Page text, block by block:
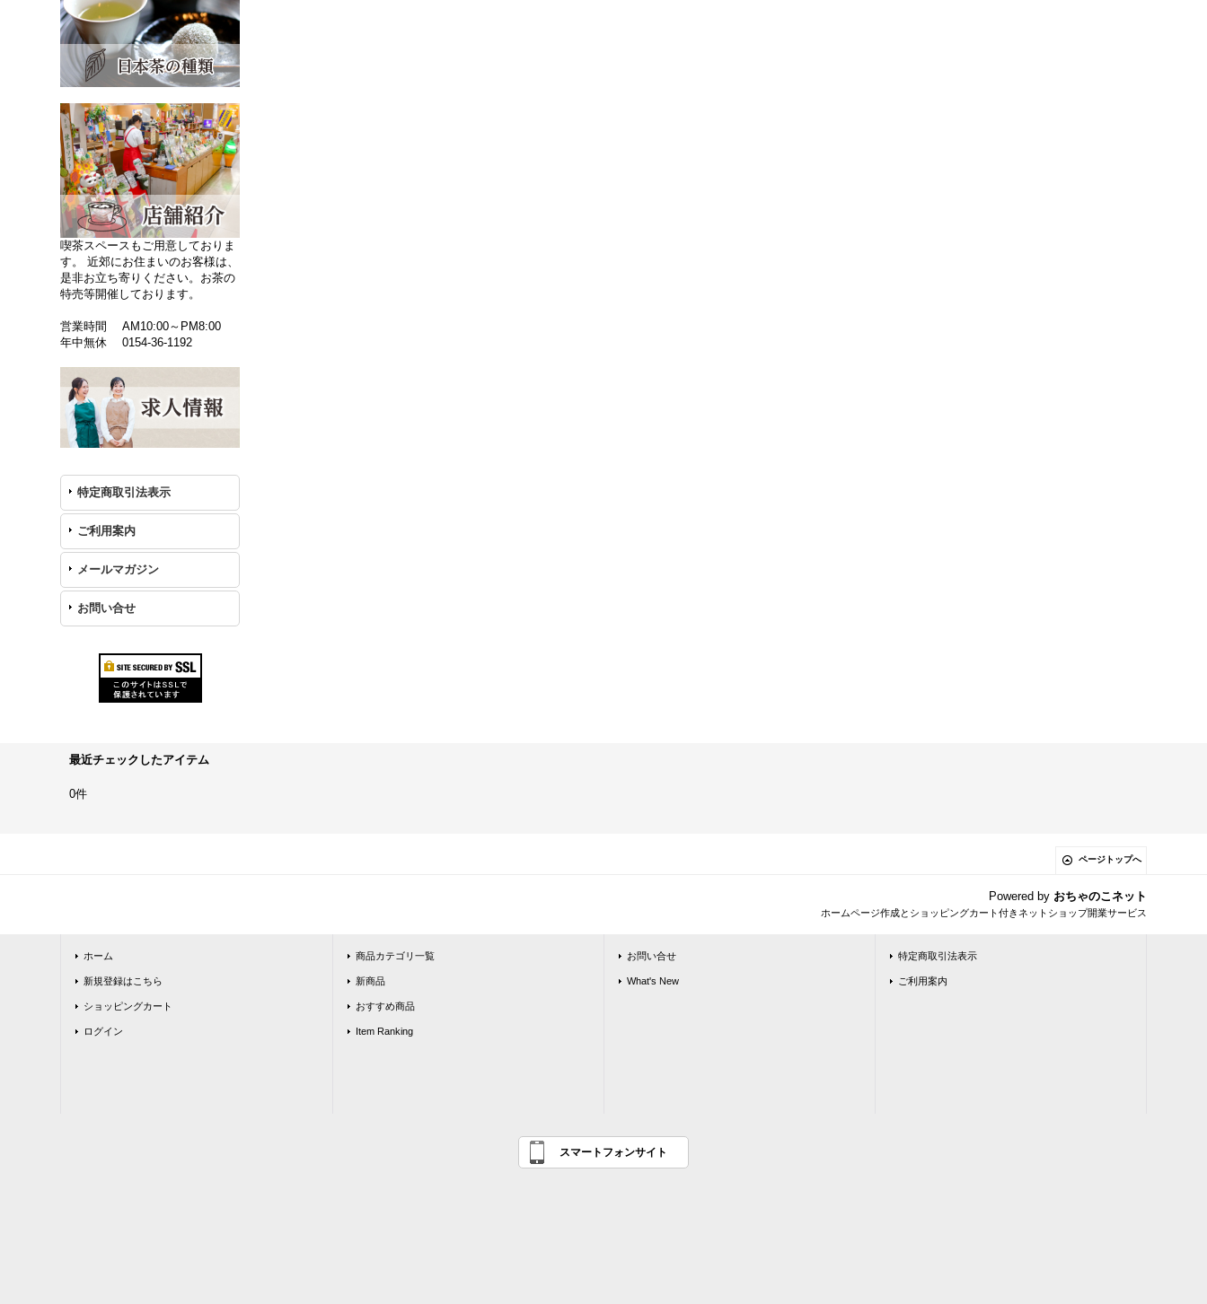
喫茶スペースもご用意しておりま
す。 近郊にお住まいのお客様は、
是非お立ち寄りください。お茶の
特売等開催しております。
営業時間 AM10:00～PM8:00
年中無休 0154-36-1192
特定商取引法表示
ご利用案内
メールマガジン
お問い合せ
最近チェックしたアイテム
0件
ページトップへ
Powered by おちゃのこネット
ホームページ作成とショッピングカート付きネットショップ開業サービス
ホーム
新規登録はこちら
ショッピングカート
ログイン
商品カテゴリ一覧
新商品
おすすめ商品
Item Ranking
お問い合せ
What's New
特定商取引法表示
ご利用案内
スマートフォンサイト